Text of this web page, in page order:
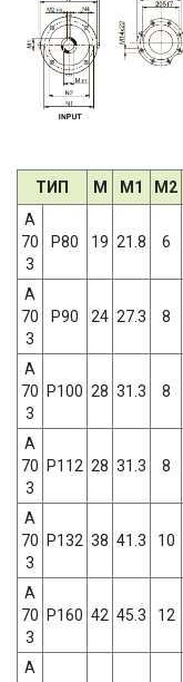
ТИП M M1 M2
A
70
3
P80 19 21.8 6
A
70
3
P90 24 27.3 8
A
70
3
P100 28 31.3 8
A
70
3
P112 28 31.3 8
A
70
3
P132 38 41.3 10
A
70
3
P160 42 45.3 12
A